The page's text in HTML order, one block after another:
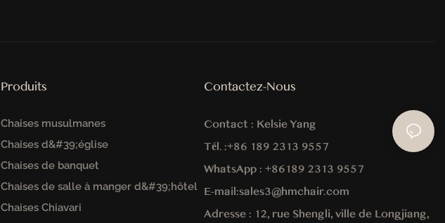
Produits
Chaises musulmanes
Chaises d&#39;église
Chaises de banquet
Chaises de salle à manger d&#39;hôtel
Chaises Chiavari
Contactez-Nous
Contact : Kelsie Yang
Tél. :+86 189 2313 9557
WhatsApp : +86189 2313 9557
E-mail:sales3@hmchair.com
Adresse : 12, rue Shengli, ville de Longjiang,